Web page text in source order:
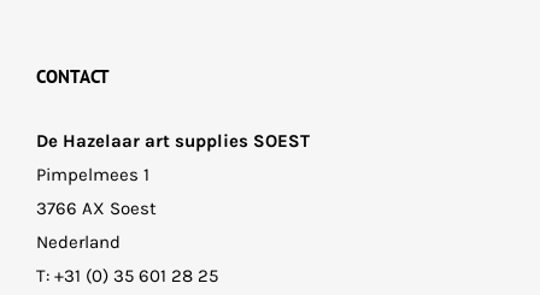
CONTACT
De Hazelaar art supplies SOEST
Pimpelmees 1
3766 AX Soest
Nederland
T: +31 (0) 35 601 28 25